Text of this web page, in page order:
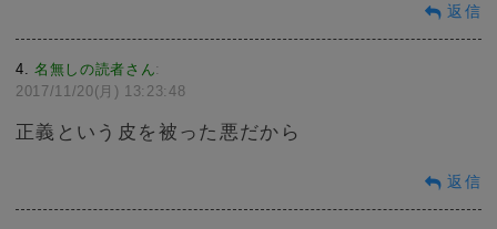
返信
4 名無しの読者さん:
2017/11/20(月) 13:23:48
正義という皮を被った悪だから
返信